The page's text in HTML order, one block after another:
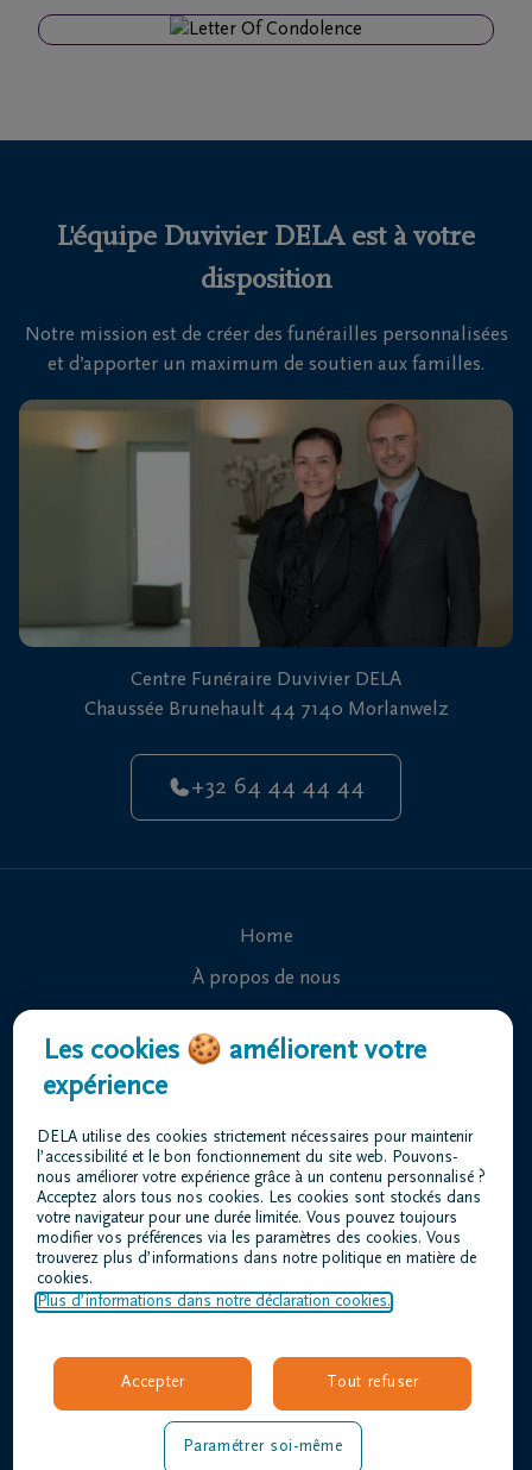
funéraire
fréquemment
Nous
sommes
là pour
24h/24
L'équipe Duvivier DELA est à votre
disposition
Notre mission est de créer des funérailles personnalisées
et d’apporter un maximum de soutien aux familles.
Centre Funéraire Duvivier DELA
Chaussée Brunehault 44 7140 Morlanwelz
+32 64 44 44 44
Home
À propos de nous
Organiser des funérailles
Notre centre funéraire
Questions fréquemment posées
Conditions d'utilisation
Déclaration relative à la vie privée
Déclaration d’accessibilité
duvivier@dela.be
Les cookies 🍪 améliorent votre
expérience
DELA utilise des cookies strictement nécessaires pour maintenir
l’accessibilité et le bon fonctionnement du site web. Pouvons-
nous améliorer votre expérience grâce à un contenu personnalisé ?
Acceptez alors tous nos cookies. Les cookies sont stockés dans
votre navigateur pour une durée limitée. Vous pouvez toujours
modifier vos préférences via les paramètres des cookies. Vous
trouverez plus d’informations dans notre politique en matière de
cookies.
Plus d’informations dans notre déclaration cookies.
Accepter Tout refuser
Paramétrer soi-même